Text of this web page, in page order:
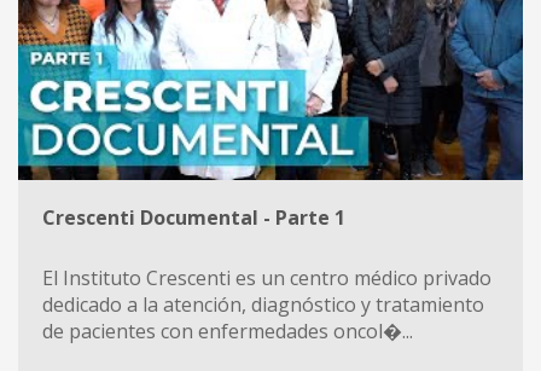
Crescenti Documental - Parte 1
El Instituto Crescenti es un centro médico privado
dedicado a la atención, diagnóstico y tratamiento
de pacientes con enfermedades oncol�...